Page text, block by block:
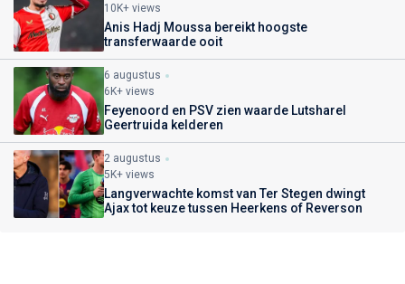
10K+ views
Anis Hadj Moussa bereikt hoogste
transferwaarde ooit
6 augustus
6K+ views
Feyenoord en PSV zien waarde Lutsharel
Geertruida kelderen
2 augustus
5K+ views
Langverwachte komst van Ter Stegen dwingt
Ajax tot keuze tussen Heerkens of Reverson